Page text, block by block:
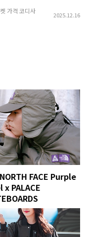
가격 코디사
2025.12.16
FACE Purple
x PALACE